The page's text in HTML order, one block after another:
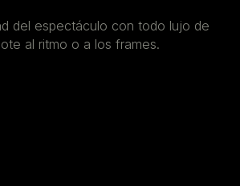
del espectáculo con todo lujo de
al ritmo o a los frames.